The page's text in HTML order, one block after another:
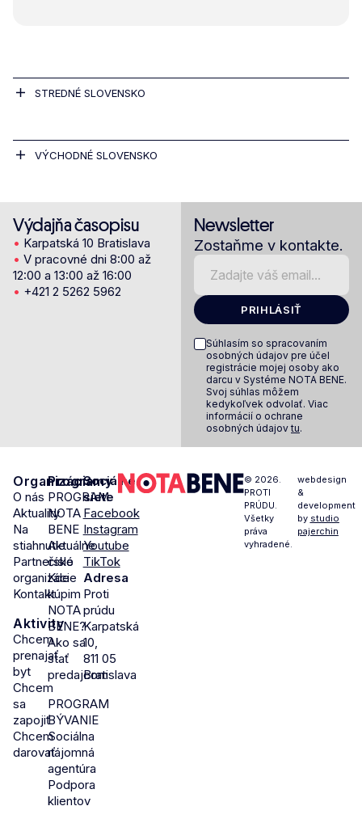
STREDNÉ SLOVENSKO
VÝCHODNÉ SLOVENSKO
Výdajňa časopisu
• Karpatská 10 Bratislava
• V pracovné dni 8:00 až
12:00 a 13:00 až 16:00
• +421 2 5262 5962
Newsletter
Zostaňme v kontakte.
PRIHLÁSIŤ
Súhlasím so spracovaním
osobných údajov pre účel
registrácie mojej osoby ako
darcu v Systéme NOTA BENE.
Svoj súhlas môžem
kedykoľvek odvolať. Viac
informácií o ochrane
osobných údajov tu.
Organizácia
O nás
Aktuality
Na
stiahnutie
Partnerské
organizácie
Kontakt
Aktivity
Chcem
prenajať
byt
Chcem
sa
zapojiť
Chcem
darovať
Programy
PROGRAM
NOTA
BENE
Aktuálne
číslo
Kde
kúpim
NOTA
BENE?
Ako sa
stať
predajcom
PROGRAM
BÝVANIE
Sociálna
nájomná
agentúra
Podpora
klientov
Sociálne
siete
Facebook
Instagram
Youtube
TikTok
Adresa
Proti
prúdu
Karpatská
10,
811 05
Bratislava
© 2026.
PROTI
PRÚDU.
Všetky
práva
vyhradené.
webdesign
&
development
by studio
pajerchin